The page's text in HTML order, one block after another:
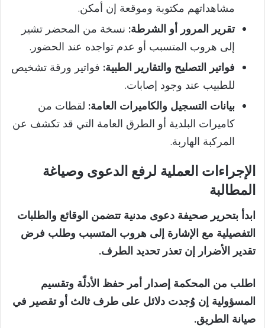
مشاهداتهم مكتوبة وموقعة إن أمكن.
تقرير المرور أو الشرطة: نسخة من المحضر تشير
إلى هروب المتسبب أو عدم تواجده عند الحضور.
فواتير التصليح والتقارير الطبية: فواتير ورقة تشخيص
للطبيب عند وجود إصابات.
بيانات التسجيل والكاميرات العامة: لقطات من
كاميرات البلدية أو الطرق العامة التي قد تكشف عن
المركبة الهاربة.
الإجراءات العملية لرفع الدعوى وصياغة
المطالبة
ابدأ بتحرير صحيفة دعوى مدنية تتضمن الوقائع والطلبات
التفصيلية مع الإشارة إلى هروب المتسبب وطلب فرض
تقدير الأضرار إن تعذر تحديد الطرف.
اطلب من المحكمة إصدار أمر حفظ الأدلّة وتقسيم
المسؤولية إن وُجدت دلائل على طرف ثالث أو تقصير في
صيانة الطريق.